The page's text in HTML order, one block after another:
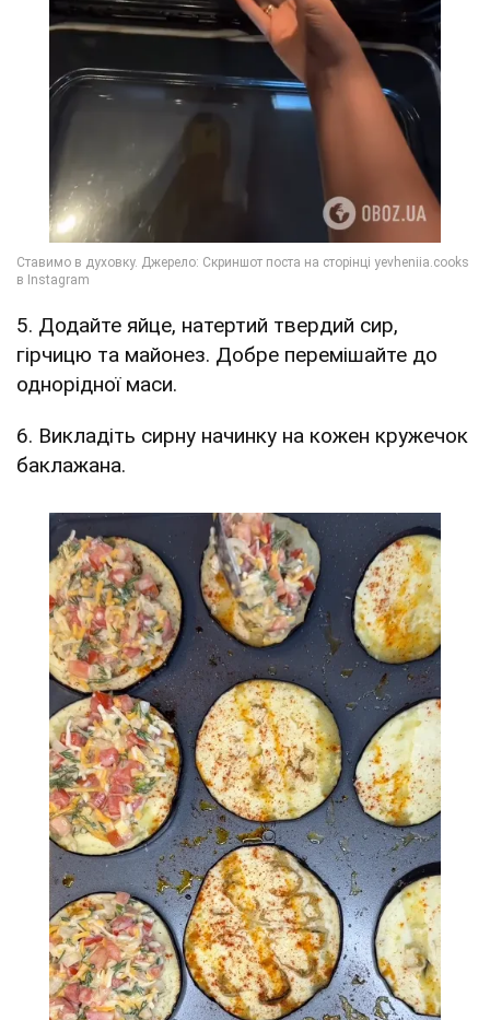
5. Додайте яйце, натертий твердий сир,
гірчицю та майонез. Добре перемішайте до
однорідної маси.
6. Викладіть сирну начинку на кожен кружечок
баклажана.